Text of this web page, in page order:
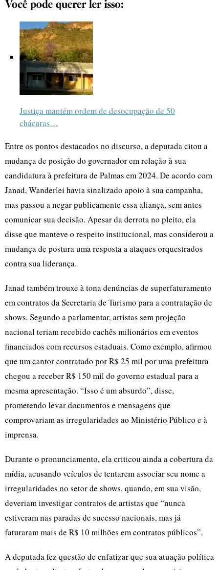
Você pode querer ler isso:
Justiça mantém ordem de desocupação de 50
chácaras…
Entre os pontos destacados no discurso, a deputada citou a
mudança de posição do governador em relação à sua
candidatura à prefeitura de Palmas em 2024. De acordo com
Janad, Wanderlei havia sinalizado apoio à sua campanha,
mas passou a negar publicamente essa aliança, sem antes
comunicar sua decisão. Apesar da derrota no pleito, ela
disse que manteve o respeito institucional, mas considerou a
mudança de postura uma resposta a ataques orquestrados
contra sua liderança.
Janad também trouxe à tona denúncias de superfaturamento
em contratos da Secretaria de Turismo para a contratação de
shows. Segundo a parlamentar, artistas sem projeção
nacional teriam recebido cachês milionários em eventos
financiados com recursos estaduais. Como exemplo, afirmou
que um cantor contratado por R$ 25 mil por uma prefeitura
chegou a receber R$ 150 mil do governo estadual para a
mesma apresentação. “Isso é um absurdo”, disse,
prometendo levar documentos e mensagens que
comprovariam as irregularidades ao Ministério Público e à
imprensa.
Durante o pronunciamento, ela criticou ainda a cobertura da
mídia, acusando veículos de tentarem associar seu nome a
irregularidades no setor de shows, quando, em sua visão,
deveriam investigar contratos de artistas que “nunca
estiveram nas paradas de sucesso nacionais, mas já
faturaram mais de R$ 10 milhões em contratos públicos”.
A deputada fez questão de enfatizar que sua atuação política